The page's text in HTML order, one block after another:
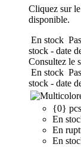
Cliquez sur
disponible.
En stock
stock - date
Consultez le
En stock
stock - date
{0} pcs
En
En
En